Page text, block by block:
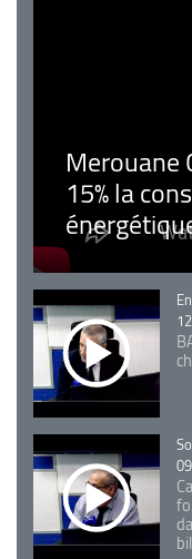
Merouane
15% la